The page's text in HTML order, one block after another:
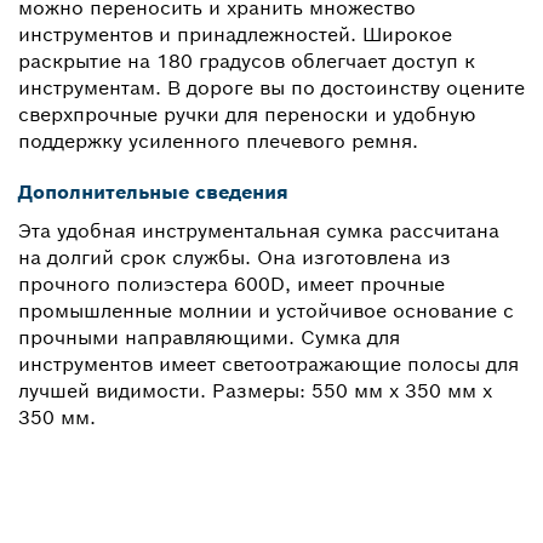
можно переносить и хранить множество
инструментов и принадлежностей. Широкое
раскрытие на 180 градусов облегчает доступ к
инструментам. В дороге вы по достоинству оцените
сверхпрочные ручки для переноски и удобную
поддержку усиленного плечевого ремня.
Дополнительные сведения
Эта удобная инструментальная сумка рассчитана
на долгий срок службы. Она изготовлена из
прочного полиэстера 600D, имеет прочные
промышленные молнии и устойчивое основание с
прочными направляющими. Сумка для
инструментов имеет светоотражающие полосы для
лучшей видимости. Размеры: 550 мм x 350 мм x
350 мм.